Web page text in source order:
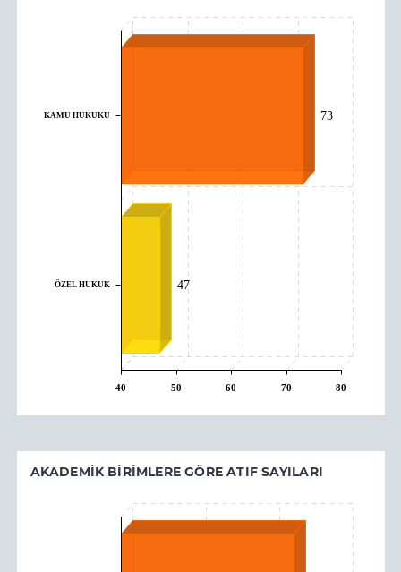
73
47
KAMU HUKUKU
ÖZEL HUKUK
40 50 60 70 80
AKADEMIK BIRIMLERE GÖRE ATIF SAYILARI